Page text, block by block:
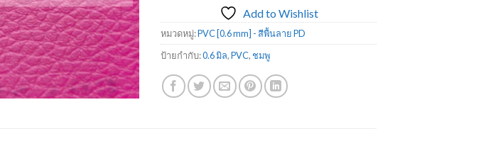
Add to Wishlist
หมวดหมู่:PVC [0.6 mm] - สีพื้นลาย PD
ป้ายกำกับ:0.6 มิล,PVC,ชมพู